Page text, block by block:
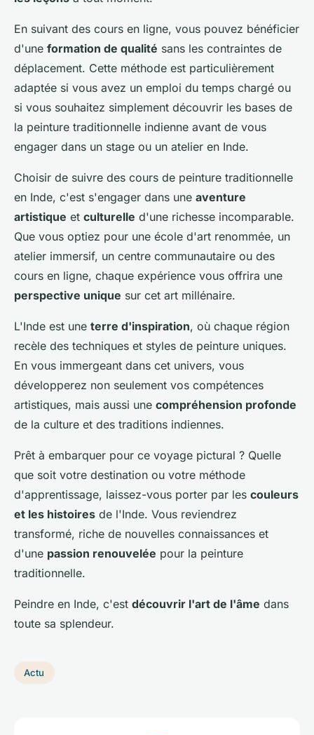
En suivant des cours en ligne, vous pouvez bénéficier
d'une formation de qualité sans les contraintes de
déplacement. Cette méthode est particulièrement
adaptée si vous avez un emploi du temps chargé ou
si vous souhaitez simplement découvrir les bases de
la peinture traditionnelle indienne avant de vous
engager dans un stage ou un atelier en Inde.
Choisir de suivre des cours de peinture traditionnelle
en Inde, c'est s'engager dans une aventure
artistique et culturelle d'une richesse incomparable.
Que vous optiez pour une école d'art renommée, un
atelier immersif, un centre communautaire ou des
cours en ligne, chaque expérience vous offrira une
perspective unique sur cet art millénaire.
L'Inde est une terre d'inspiration, où chaque région
recèle des techniques et styles de peinture uniques.
En vous immergeant dans cet univers, vous
développerez non seulement vos compétences
artistiques, mais aussi une compréhension profonde
de la culture et des traditions indiennes.
Prêt à embarquer pour ce voyage pictural ? Quelle
que soit votre destination ou votre méthode
d'apprentissage, laissez-vous porter par les couleurs
et les histoires de l'Inde. Vous reviendrez
transformé, riche de nouvelles connaissances et
d'une passion renouvelée pour la peinture
traditionnelle.
Peindre en Inde, c'est découvrir l'art de l'âme dans
toute sa splendeur.
Actu